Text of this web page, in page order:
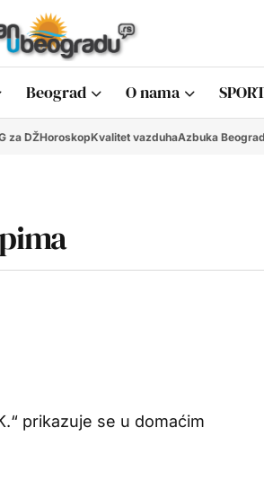
Beograd O nama
za DŽHoroskopKvalitet vazduhaAzbuka
prikazuje se u domaćim